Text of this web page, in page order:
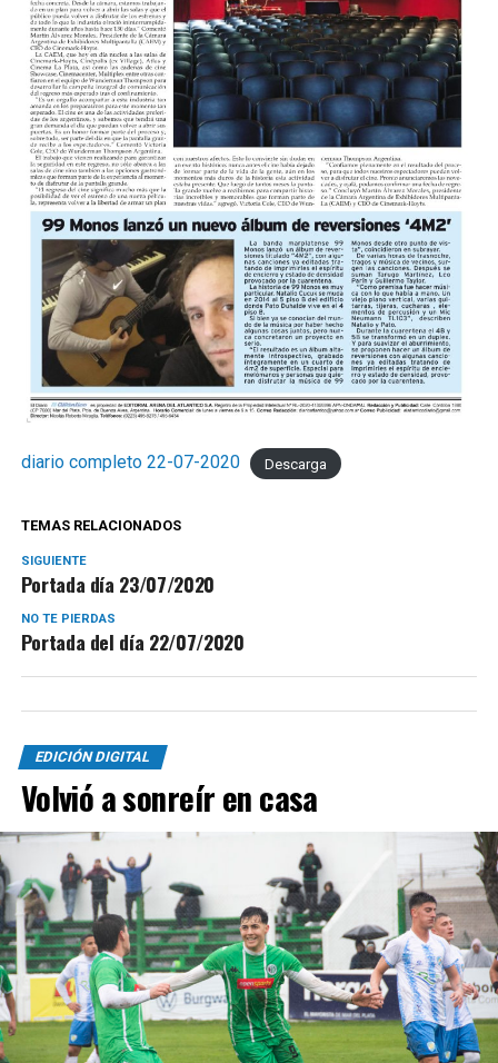
diario completo 22-07-2020 Descarga
TEMAS RELACIONADOS
SIGUIENTE
Portada día 23/07/2020
NO TE PIERDAS
Portada del día 22/07/2020
EDICIÓN DIGITAL
Volvió a sonreír en casa